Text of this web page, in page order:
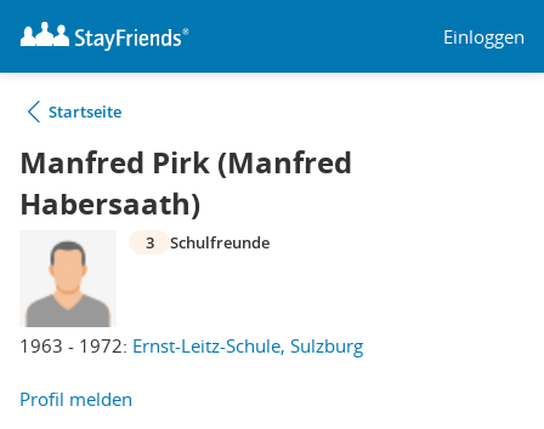
Einloggen
Startseite
Manfred Pirk (Manfred
Habersaath)
1963 - 1972: Ernst-Leitz-Schule, Sulzburg
3 Schulfreunde
Profil melden